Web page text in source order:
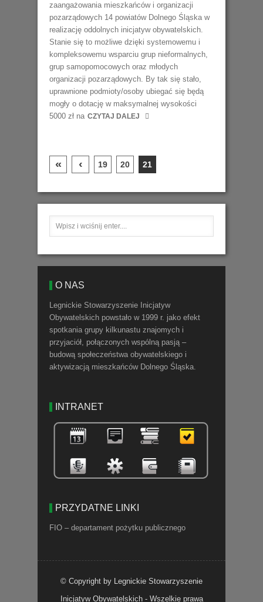
zaangażowania mieszkańców i organizacji
pozarządowych 14 powiatów Dolnego Śląska w
realizację oddolnych inicjatyw obywatelskich.
Stanie się to możliwe dzięki systemowemu i
kompleksowemu wsparciu grup nieformalnych,
grup samopomocowych oraz młodych
organizacji pozarządowych. By tak się stało,
uprawnione podmioty/osoby ubiegać się będą
mogły o dotację w maksymalnej wysokości
5000 zł na CZYTAJ DALEJ
« ‹ 19 20 21
O NAS
Legnickie Stowarzyszenie Inicjatyw
Obywatelskich powstało w 1999 r. jako efekt
spotkania grupy kilkunastu znajomych i
przyjaciół, połączonych wspólną pasją –
budową społeczeństwa obywatelskiego i
aktywizacją mieszkańców Dolnego Śląska.
INTRANET
PRZYDATNE LINKI
FIO – departament pożytku publicznego
© Copyright by Legnickie Stowarzyszenie
Inicjatyw Obywatelskich - Wszelkie prawa